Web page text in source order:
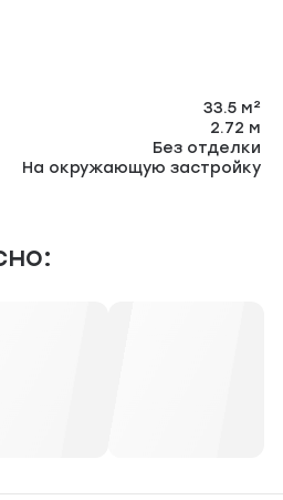
33.5 м²
2.72 м
Без отделки
На окружающую застройку